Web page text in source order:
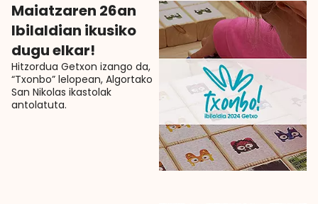
Maiatzaren 26an
Ibilaldian ikusiko
dugu elkar!
Hitzordua Getxon izango da,
“Txonbo” lelopean, Algortako
San Nikolas ikastolak
antolatuta.